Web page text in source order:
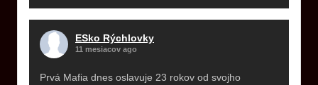
ESko Rýchlovky
11 mesiacov ago
Prvá Mafia dnes oslavuje 23 rokov od svojho